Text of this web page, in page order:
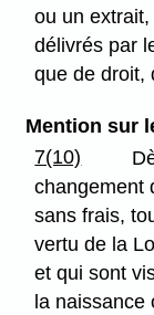
ou un
délivrés par
que de droit,
Mention sur
7(10)
changement
sans frais,
vertu de la
et qui sont
la